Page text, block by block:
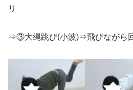
リ
⇒③大縄跳び(小波)⇒飛びながら